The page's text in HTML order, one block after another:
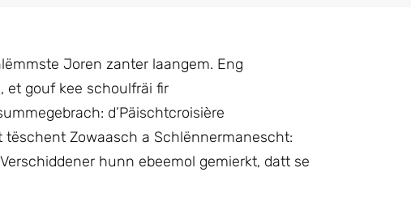
Joren zanter laangem. Eng
et gouf kee schoulfräi fir
d’Päischtcroisière
Zowaasch a Schlënnermanescht:
hunn ebeemol gemierkt, datt se